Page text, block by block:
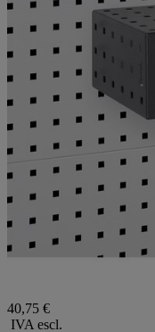
40,75 €
IVA escl.